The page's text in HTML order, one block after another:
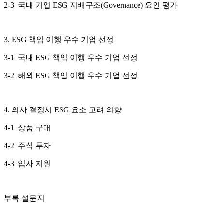
2-3. 국내 기업 ESG 지배구조(Governance) 요인 평가
3. ESG 책임 이행 우수 기업 선정
3-1. 국내 ESG 책임 이행 우수 기업 선정
3-2. 해외 ESG 책임 이행 우수 기업 선정
4. 의사 결정시 ESG 요소 고려 의향
4-1. 상품 구매
4-2. 주식 투자
4-3. 입사 지원
부록 설문지